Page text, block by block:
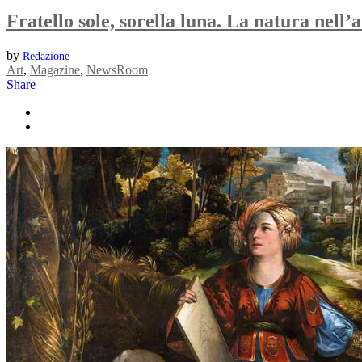
Fratello sole, sorella luna. La natura
by Redazione
Art, Magazine, NewsRoom
Share